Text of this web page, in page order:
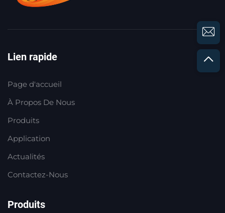
Lien rapide
Page d'accueil
À Propos De Nous
Produits
Application
Actualités
Contactez-Nous
Produits